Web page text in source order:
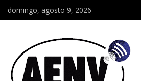
domingo, agosto 9, 2026